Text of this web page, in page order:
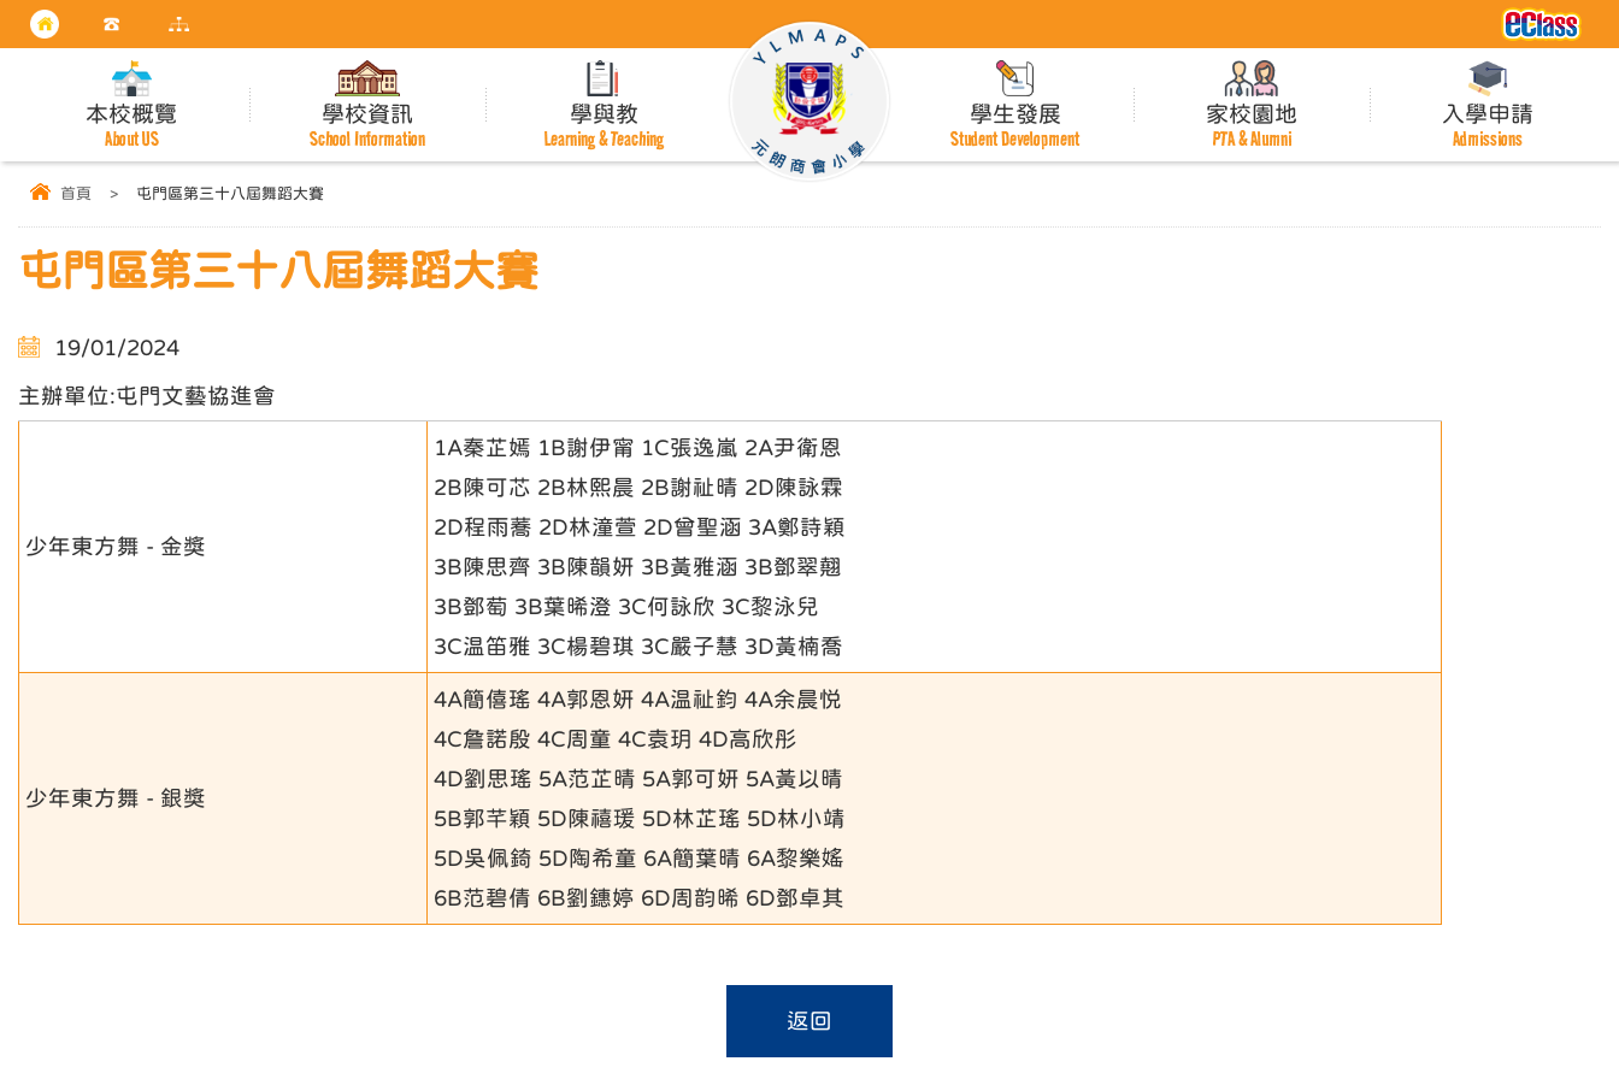
本校概覽
About US
學校資訊
School Information
學與教
Learning & Teaching
學生發展
Student Development
家校園地
PTA & Alumni
入學申請
Admissions
首頁 > 屯門區第三十八屆舞蹈大賽
屯門區第三十八屆舞蹈大賽
19/01/2024
主辦單位:屯門文藝協進會
少年東方舞 - 金獎
1A秦芷嫣 1B謝伊甯 1C張逸嵐 2A尹衛恩
2B陳可芯 2B林熙晨 2B謝祉晴 2D陳詠霖
2D程雨蕎 2D林潼萱 2D曾聖涵 3A鄭詩穎
3B陳思齊 3B陳韻妍 3B黃雅涵 3B鄧翠翹
3B鄧萄 3B葉晞澄 3C何詠欣 3C黎泳兒
3C温笛雅 3C楊碧琪 3C嚴子慧 3D黃楠喬
少年東方舞 - 銀獎
4A簡僖瑤 4A郭恩妍 4A温祉鈞 4A余晨悦
4C詹諾殷 4C周童 4C袁玥 4D高欣彤
4D劉思瑤 5A范芷晴 5A郭可妍 5A黃以晴
5B郭芊穎 5D陳禧瑗 5D林芷瑤 5D林小靖
5D吳佩錡 5D陶希童 6A簡葉晴 6A黎樂媱
6B范碧倩 6B劉鏸婷 6D周韵晞 6D鄧卓其
返回